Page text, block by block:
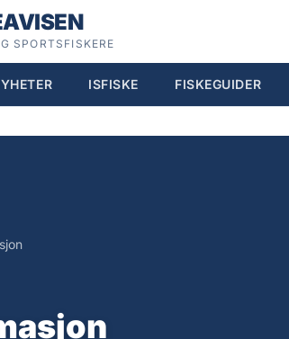
SPORTSFISKERE
ISFISKE FISKEGUIDER